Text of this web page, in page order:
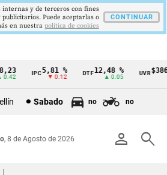
5,81 %
▼ 0.12
DTF12,48 %
▲ 0.05
UVR
Sabado no no
person search
, 8 de Agosto de 2026
internas y de terceros con fines
Puede aceptarlas o
en nuestra politica de cookies
CONTINUAR